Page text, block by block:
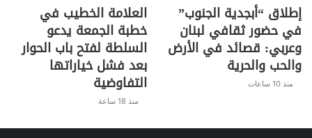
إطلاق “أبجدية الجنوب”
في حضور ثقافي لبنان
وعربي: قصائد في الأرض
والحب والحرية
منذ 10 ساعات
العلامة الخطيب في
خطبة الجمعة يدعو
السلطة لفتح باب الحوار
بعد فشل خياراتها
التفاوضية
منذ 18 ساعة